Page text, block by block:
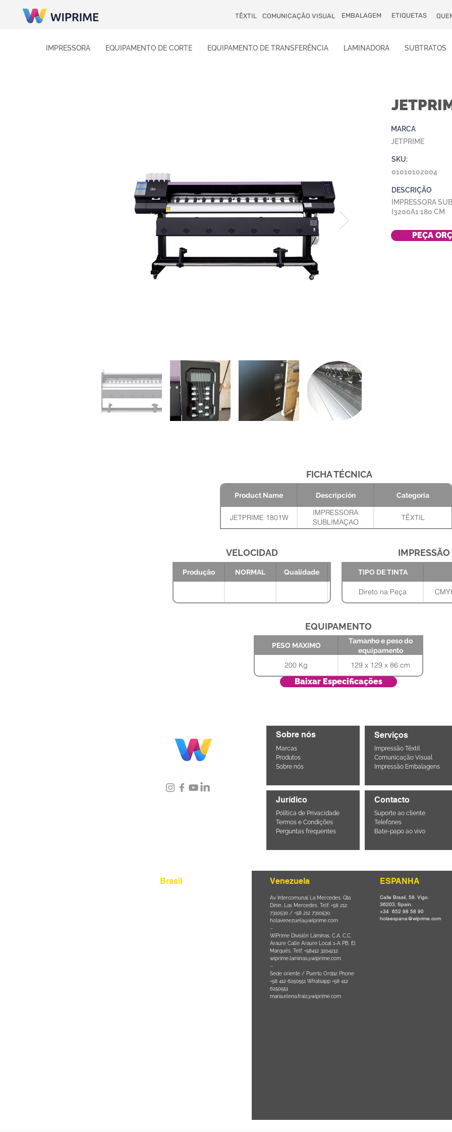
TÊXTIL COMUNICAÇÃO VISUAL EMBALAGEM ETIQUETAS
IMPRESSORA EQUIPAMENTO DE CORTE EQUIPAMENTO DE TRANSFERÊNCIA LAMINADORA SUBTRATOS
MARCA
JETPRIME
SKU:
01010102004
DESCRIÇÃO
IMPRESSORA
I3200A1 180 CM
PEÇA
FICHA TÉCNICA
Product Name Descripción Categoria
JETPRIME 1801W
IMPRESSORA
SUBLIMAÇAO
INDIRETA-(1) PH
TÊXTIL
VELOCIDAD
Produção NORMAL Qualidade
MAXIMO
Tamanho e
peso do
equipamento
200 Kg
129 x 129 x 86
cm
IMPRESSÃO
TIPO DE TINTA
Direto na Peça
EQUIPAMENTO
PESO MAXIMO
Tamanho e peso do
equipamento
200 Kg 129 x 129 x 86 cm
Baixar Especificações
Sobre nós
Marcas
Produtos
Sobre nós
Jurídico
Política de Privacidade
Termos e Condições
Perguntas frequentes
Serviços
Impressão Têxtil
Comunicação Visual
Impressão Embalagens
Contacto
Suporte ao cliente
Telefones
Bate-papo ao vivo
Brasil Venezuela
Av Intercomunal La Mercedes. Qta
Dinin. Las Mercedes. Telf: +58 212
7310530 / +58 212 7310530.
holavenezuela@wiprime.com
⏤
WiPrime División Láminas, C.A. C.C.
Araure Calle Araure Local 1-A PB. El
Marqués. Telf: +58412 3204212
wiprime.laminas@wiprime.com
⏤
Sede oriente / Puerto Ordaz Phone
+58 412 6250551 Whatsapp +58 412
6250551
maria.elena.fraiz@wiprime.com
ESPANHA
Calle Brasil, 58. Vigo.
36203. Spain.
+34 652 98 58 90
holaespana@wiprime.com